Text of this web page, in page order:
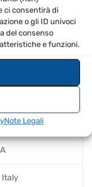
ci consentirà di
o gli ID univoci
del consenso
e funzioni.
Note Legali
Italy